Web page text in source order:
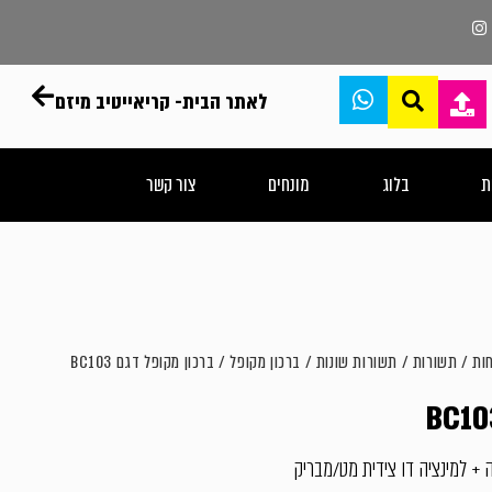
לאתר הבית- קריאייטיב מיזם
בלוג מונחים צור קשר
/ תשורות/ תשורות שונות/ ברכון מקופל/ ברכון מקופל דגם BC103